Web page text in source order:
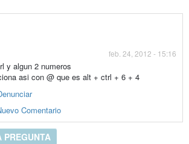
feb. 24, 2012 - 15:16
y algun 2 numeros
asi con @ que es alt + ctrl + 6 + 4
Comentario
PREGUNTA